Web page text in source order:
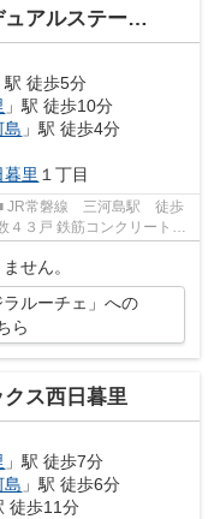
テージラルーチェ
駅 徒歩5分
」駅 徒歩10分
島 」駅 徒歩4分
暮里 １丁目
せん。
ラルーチェ」への
ら
ス西日暮里
」駅 徒歩7分
島 」駅 徒歩6分
徒歩11分